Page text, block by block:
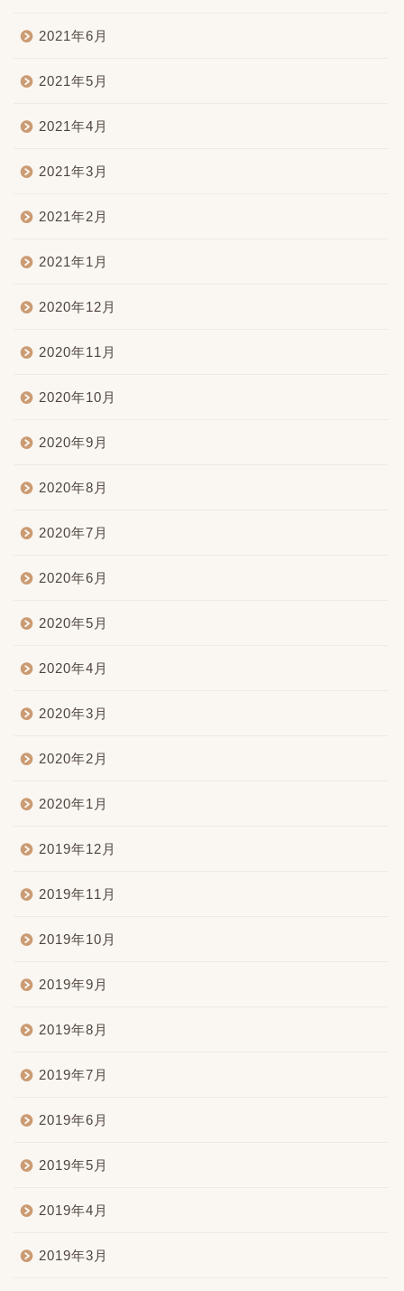
2021年6月
2021年5月
2021年4月
2021年3月
2021年2月
2021年1月
2020年12月
2020年11月
2020年10月
2020年9月
2020年8月
2020年7月
2020年6月
2020年5月
2020年4月
2020年3月
2020年2月
2020年1月
2019年12月
2019年11月
2019年10月
2019年9月
2019年8月
2019年7月
2019年6月
2019年5月
2019年4月
2019年3月